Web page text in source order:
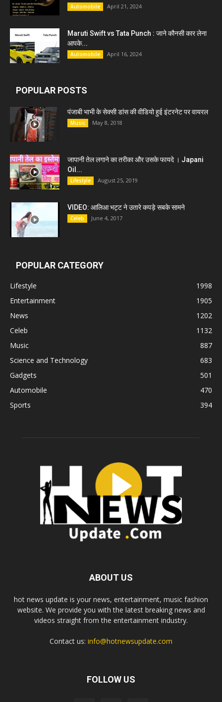
Automobile April 21, 2024
Maruti Swift vs Tata Punch : जाने कौनसी कार लेना
आपके...
Automobile April 16, 2024
POPULAR POSTS
पंजाबी भाभी के सेक्सी डांस की वीडियो हुई इंटरनेट पर वायरल
Music May 8, 2018
जापानी तेल लगाने का तरीका और उसके फायदे । Japani
Oil...
Lifestyle August 25, 2019
VIDEO: आलिआ भट्ट ने उतारे कपड़े सबके सामने
Celeb June 4, 2017
POPULAR CATEGORY
Lifestyle
1998
Entertainment
1905
News
1202
Celeb
1132
Music
887
Science and Technology
683
Gadgets
501
Automobile
470
Sports
394
ABOUT US
hot news update is your news, entertainment, music fashion
website. We provide you with the latest breaking news and
videos straight from the entertainment industry.
Contact us: info@hotnewsupdate.com
FOLLOW US